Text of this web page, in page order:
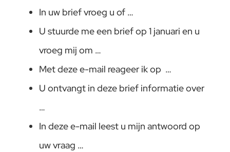
In uw brief vroeg u of …
U stuurde me een brief op 1 januari en u
vroeg mij om …
Met deze e-mail reageer ik op …
U ontvangt in deze brief informatie over
…
In deze e-mail leest u mijn antwoord op
uw vraag …